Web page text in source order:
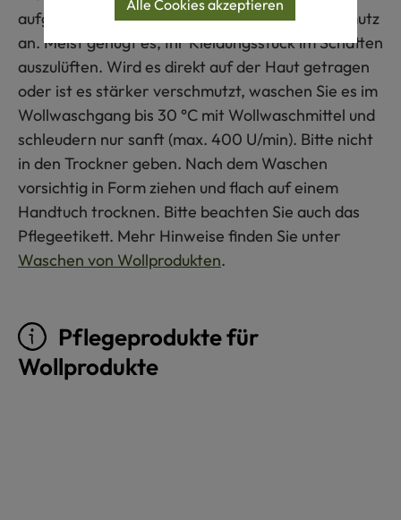
aufgrund ihrer Faserbeschaffenheit kaum Schmutz
an. Meist genügt es, Ihr Kleidungsstück im Schatten
auszulüften. Wird es direkt auf der Haut getragen
oder ist es stärker verschmutzt, waschen Sie es im
Wollwaschgang bis 30 °C mit Wollwaschmittel und
schleudern nur sanft (max. 400 U/min). Bitte nicht
in den Trockner geben. Nach dem Waschen
vorsichtig in Form ziehen und flach auf einem
Handtuch trocknen. Bitte beachten Sie auch das
Pflegeetikett. Mehr Hinweise finden Sie unter
Waschen von Wollprodukten.
Pflegeprodukte für
Wollprodukte
Alle Cookies akzeptieren